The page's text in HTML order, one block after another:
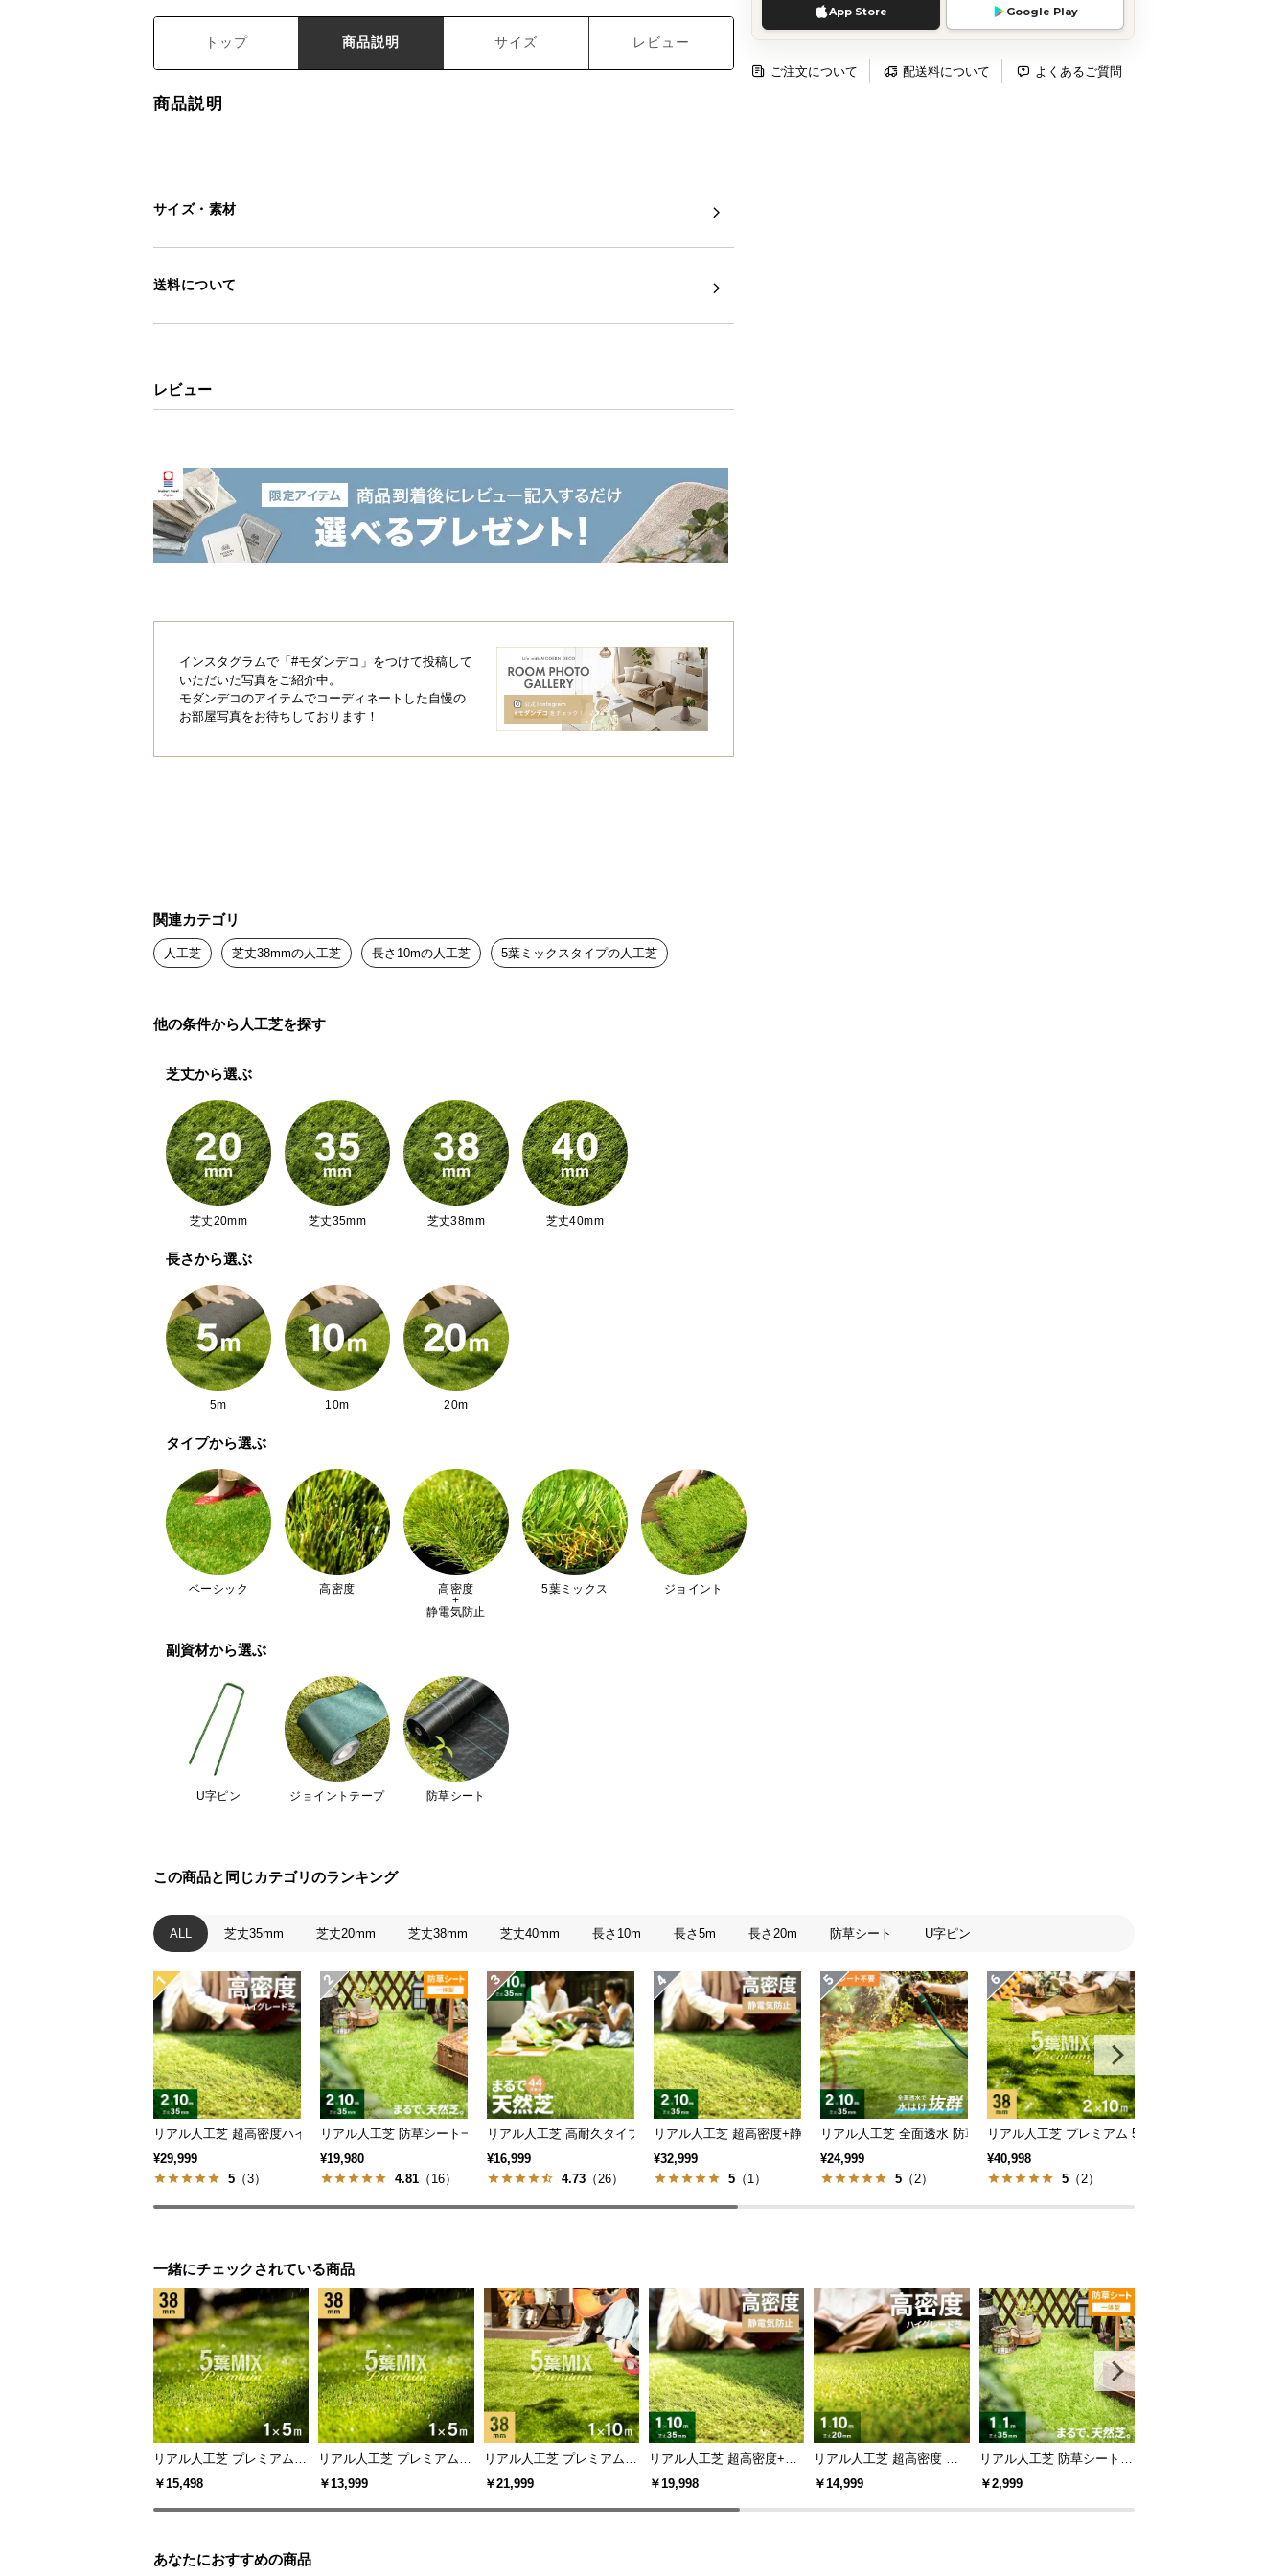
App Store Google Play
ご注文について 配送料について よくあるご質問
トップ 商品説明 サイズ レビュー
商品説明
サイズ・素材
送料について
レビュー
インスタグラムで「#モダンデコ」をつけて投稿して
いただいた写真をご紹介中。
モダンデコのアイテムでコーディネートした自慢の
お部屋写真をお待ちしております！
関連カテゴリ
人工芝 芝丈38mmの人工芝 長さ10mの人工芝 5葉ミックスタイプの人工芝
他の条件から人工芝を探す
芝丈から選ぶ
芝丈20mm 芝丈35mm 芝丈38mm 芝丈40mm
長さから選ぶ
5m 10m 20m
タイプから選ぶ
ベーシック 高密度
高密度
+
静電気防止
5葉ミックス ジョイント
副資材から選ぶ
U字ピン ジョイントテープ 防草シート
この商品と同じカテゴリのランキング
ALL 芝丈35mm 芝丈20mm 芝丈38mm 芝丈40mm 長さ10m 長さ5m 長さ20m 防草シート U字ピン
リアル人工芝 超高密度ハイグレード 高耐久タイプ・質感を追求 芝丈35mm 2×10m
¥29,999
5 （3）
リアル人工芝 防草シート一体型タイプ 芝丈35mm 2×10m（自然な見た目追求・U字ピン付）
¥19,980
4.81 （16）
リアル人工芝 高耐久タイプ 芝丈35mm 2×10m（自然な見た目を追求・U字ピン付属）
¥16,999
4.73 （26）
リアル人工芝 超高密度+静電気防止 高耐久タイプ・質感を追求 芝丈35mm 2×10m
¥32,999
5 （1）
リアル人工芝 全面透水 防草タイプ 芝丈35mm 2×10m
¥24,999
5 （2）
リアル人工芝 プレミアム 5葉MIX・質感をさらに追
¥40,998
5 （2）
一緒にチェックされている商品
リアル人工芝 プレミアム 5
葉MIX・質感をさらに追求
芝丈38mm 1×5m 防草シー
ト付
￥15,498
リアル人工芝 プレミアム 5
葉MIX・質感をさらに追求
芝丈38mm 1×5m
￥13,999
リアル人工芝 プレミアム 5
葉MIX・質感をさらに追求
芝丈38mm 1×10m
￥21,999
リアル人工芝 超高密度+静
電気防止 高耐久タイプ・質
感追求 芝丈35mm 1×10m
防草シート付
￥19,998
リアル人工芝 超高密度 極
細タイプ 芝丈20mm 1×10m
防草シート付
￥14,999
リアル人工芝 防草シート一
体型タイプ 芝丈35mm 1×1
m（自然な見た目追求・U
字ピン付）
￥2,999
あなたにおすすめの商品